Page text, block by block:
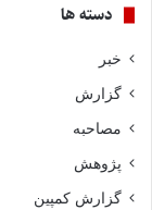
دسته ها
خبر
گزارش
مصاحبه
پژوهش
گزارش کمپین